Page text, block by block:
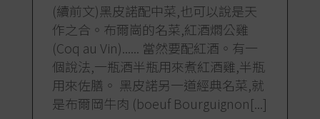
(續前文)黑皮諾配中菜,也可以說是天
作之合。布爾崗的名菜,紅酒燜公雞
(Coq au Vin)...... 當然要配紅酒。有一
個說法,一瓶酒半瓶用來煮紅酒雞,半瓶
用來佐膳。 黑皮諾另一道經典名菜,就
是布爾岡牛肉 (boeuf Bourguignon[...]